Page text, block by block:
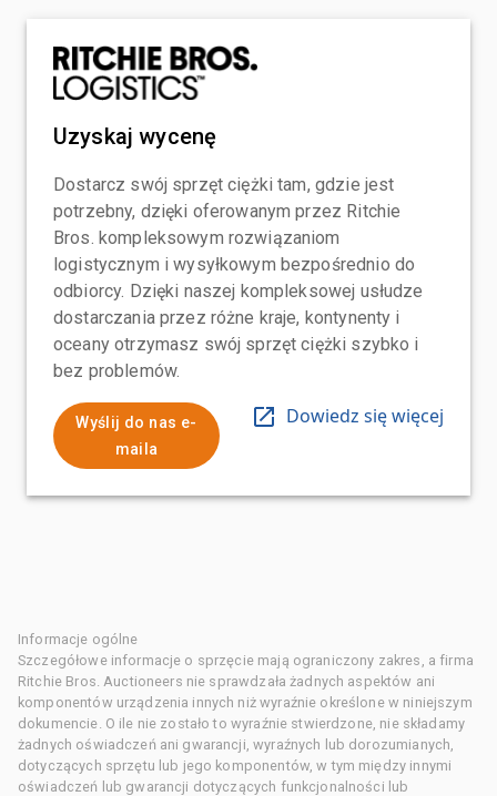
Uzyskaj wycenę
Dostarcz swój sprzęt ciężki tam, gdzie jest
potrzebny, dzięki oferowanym przez Ritchie
Bros. kompleksowym rozwiązaniom
logistycznym i wysyłkowym bezpośrednio do
odbiorcy. Dzięki naszej kompleksowej usłudze
dostarczania przez różne kraje, kontynenty i
oceany otrzymasz swój sprzęt ciężki szybko i
bez problemów.
Wyślij do nas e-
maila
Dowiedz się więcej
Informacje ogólne
Szczegółowe informacje o sprzęcie mają ograniczony zakres, a firma
Ritchie Bros. Auctioneers nie sprawdzała żadnych aspektów ani
komponentów urządzenia innych niż wyraźnie określone w niniejszym
dokumencie. O ile nie zostało to wyraźnie stwierdzone, nie składamy
żadnych oświadczeń ani gwarancji, wyraźnych lub dorozumianych,
dotyczących sprzętu lub jego komponentów, w tym między innymi
oświadczeń lub gwarancji dotyczących funkcjonalności lub